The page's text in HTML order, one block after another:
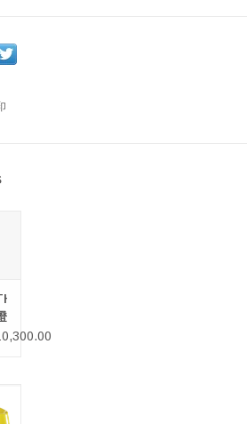
71 厘米，座高：40 厘米
人體工學的設計而著稱，提供極佳的舒